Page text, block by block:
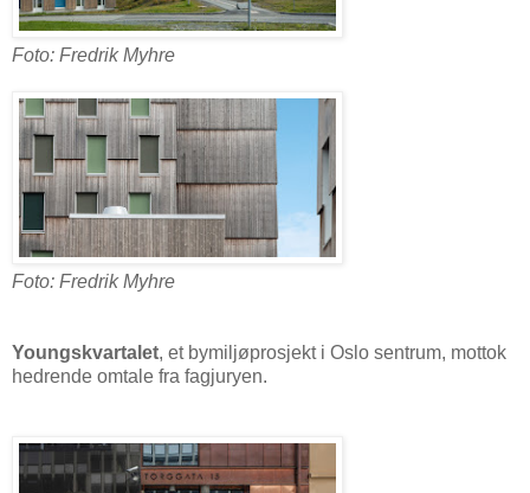
Foto: Fredrik Myhre
Foto: Fredrik Myhre
Youngskvartalet, et bymiljøprosjekt i Oslo sentrum, mottok
hedrende omtale fra fagjuryen.